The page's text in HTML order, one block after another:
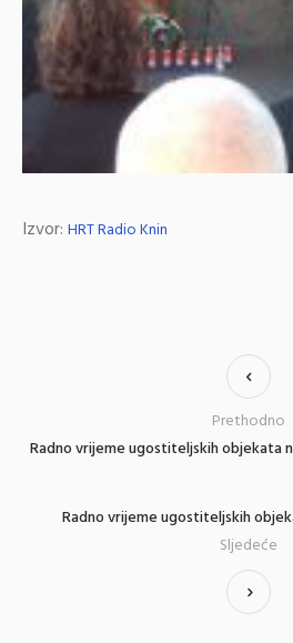
Izvor: HRT Radio Knin
Radno vrijeme ugostiteljskih objekata
Prethodno
Radno vrijeme ugostiteljskih
Sljedeće